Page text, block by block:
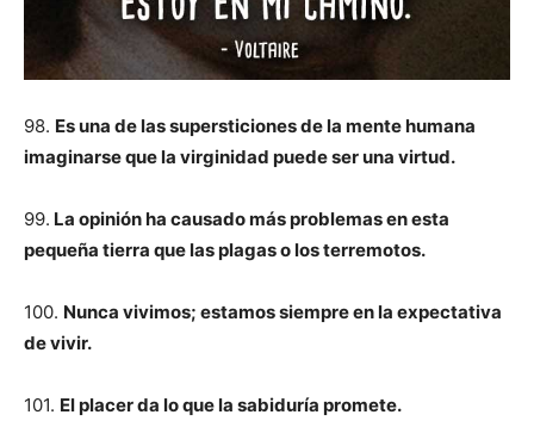
98. Es una de las supersticiones de la mente humana
imaginarse que la virginidad puede ser una virtud.
99. La opinión ha causado más problemas en esta
pequeña tierra que las plagas o los terremotos.
100. Nunca vivimos; estamos siempre en la expectativa
de vivir.
101. El placer da lo que la sabiduría promete.